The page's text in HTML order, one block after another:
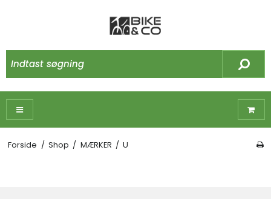
Forside / Shop / MÆRKER / U